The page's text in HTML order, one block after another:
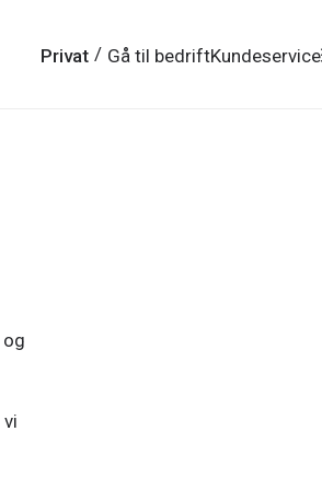
Privat / Gå til bedriftKundeservice